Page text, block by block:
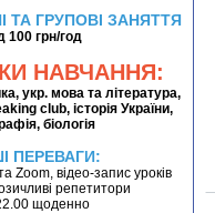
ТА ГРУПОВІ ЗАНЯТТЯ
100 грн/год
НАВЧАННЯ:
укр. мова та література,
club, історія України,
біологія
ПЕРЕВАГИ:
Zoom, відео-запис уроків
репетитори
щоденно